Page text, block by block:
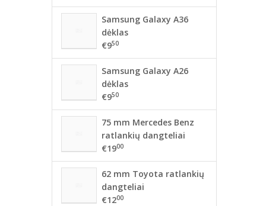
Samsung Galaxy A36
dėklas
€950
Samsung Galaxy A26
dėklas
€950
75 mm Mercedes Benz
ratlankių dangteliai
€1900
62 mm Toyota ratlankių
dangteliai
€1200